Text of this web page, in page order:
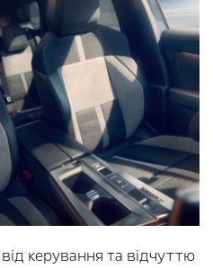
керування та відчуттю